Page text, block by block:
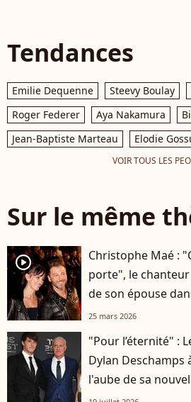
Tendances
Emilie Dequenne Steevy Boulay
Roger Federer
Aya Nakamura
Jean-Baptiste Marteau
Elodie
VOIR TOUS LES
Sur le même
player2
Christophe Maé :
porte", le
de son épouse
25 mars 2026
"Pour l’éternité" :
Dylan Deschamps
l'aube de sa